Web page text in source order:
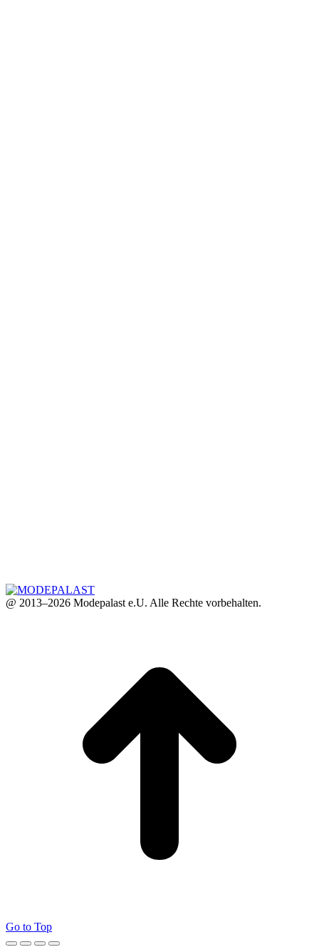
@ 2013–2026 Modepalast e.U. Alle Rechte vorbehalten.
Go to Top